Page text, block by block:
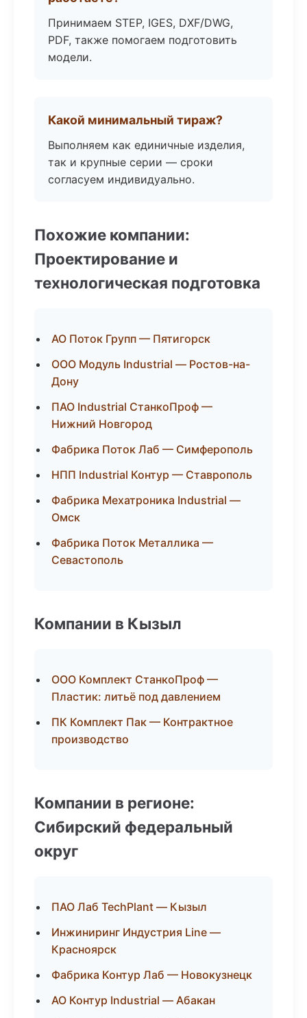
Принимаем STEP, IGES, DXF/DWG,
PDF, также помогаем подготовить
модели.
Какой минимальный тираж?
Выполняем как единичные изделия,
так и крупные серии — сроки
согласуем индивидуально.
Похожие компании:
Проектирование и
технологическая подготовка
АО Поток Групп — Пятигорск
ООО Модуль Industrial — Ростов-на-
Дону
ПАО Industrial СтанкоПроф —
Нижний Новгород
Фабрика Поток Лаб — Симферополь
НПП Industrial Контур — Ставрополь
Фабрика Мехатроника Industrial —
Омск
Фабрика Поток Металлика —
Севастополь
Компании в Кызыл
ООО Комплект СтанкоПроф —
Пластик: литьё под давлением
ПК Комплект Пак — Контрактное
производство
Компании в регионе:
Сибирский федеральный
округ
ПАО Лаб TechPlant — Кызыл
Инжиниринг Индустрия Line —
Красноярск
Фабрика Контур Лаб — Новокузнецк
АО Контур Industrial — Абакан